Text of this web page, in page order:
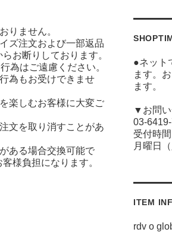
りません。
ズ注文および一部返品
お断りしております。
為はご遠慮ください。
為もお受けできませ
楽しむお客様に大変ご
文を取り消すことがあ
ある場合交換可能で
様負担になります。
●ネット
ます。
ます。
▼お問
03-
受付時
月曜日
ITEM
rdv o